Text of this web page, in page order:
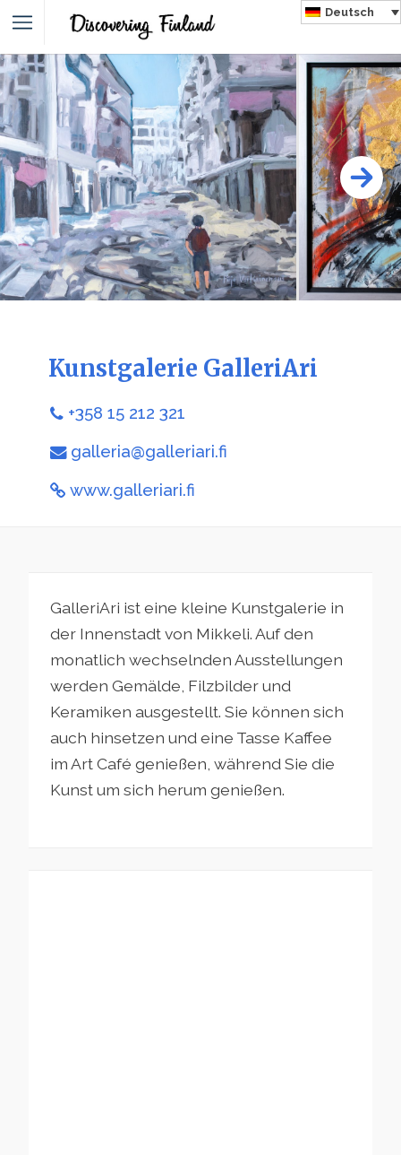
Deutsch
Kunstgalerie GalleriAri
+358 15 212 321
galleria@galleriari.fi
www.galleriari.fi
GalleriAri ist eine kleine Kunstgalerie in
der Innenstadt von Mikkeli. Auf den
monatlich wechselnden Ausstellungen
werden Gemälde, Filzbilder und
Keramiken ausgestellt. Sie können sich
auch hinsetzen und eine Tasse Kaffee
im Art Café genießen, während Sie die
Kunst um sich herum genießen.